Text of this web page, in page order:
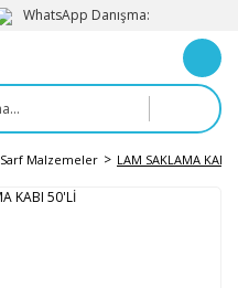
WhatsApp Danışma:
Sarf Malzemeler LAM SAKLAMA KABI